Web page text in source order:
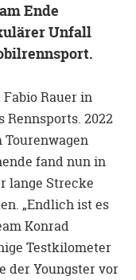
Ende
Unfall
Rauer in
Rennsports. 2022
Tourenwagen
fand nun in
lange Strecke
„Endlich ist es
Konrad
Testkilometer
der Youngster vor